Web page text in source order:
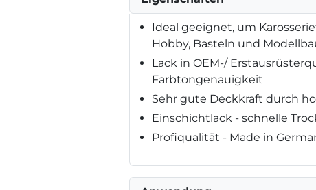
Ideal geeignet, um
Hobby, Basteln und
Lack in OEM-/
Farbtongenauigkeit
Sehr gute Deckkraft durch
Einschichtlack - schnelle
Profiqualität - Made in